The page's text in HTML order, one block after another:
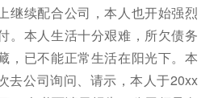
继续配合公司，本人也开始强烈
。本人生活十分艰难，所欠债务
，已不能正常生活在阳光下。本
去公司询问、请示，本人于20xx